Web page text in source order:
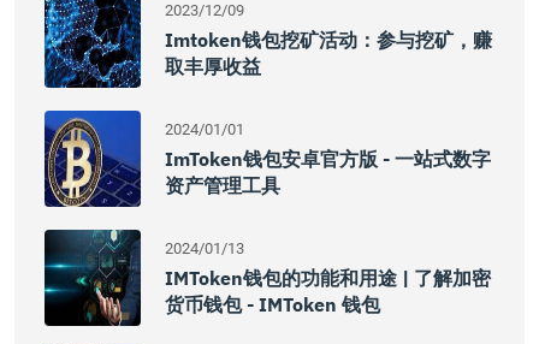
2023/12/09
Imtoken钱包挖矿活动：参与挖矿，赚
取丰厚收益
2024/01/01
ImToken钱包安卓官方版 - 一站式数字
资产管理工具
2024/01/13
IMToken钱包的功能和用途 | 了解加密
货币钱包 - IMToken 钱包